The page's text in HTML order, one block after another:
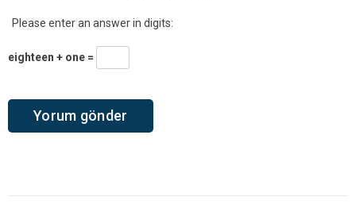
Please enter an answer in digits:
eighteen + one =